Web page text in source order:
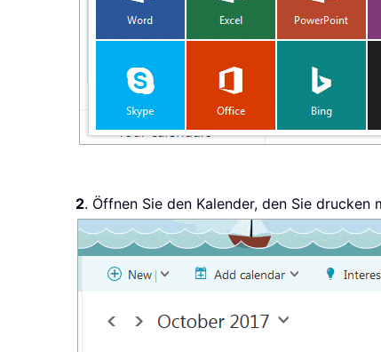
2. Öffnen Sie den Kalender, den Sie